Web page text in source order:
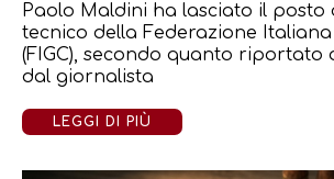
Paolo Maldini ha lasciato il posto
tecnico della Federazione Italiana
(FIGC), secondo quanto riportato
dal giornalista
LEGGI DI PIÙ